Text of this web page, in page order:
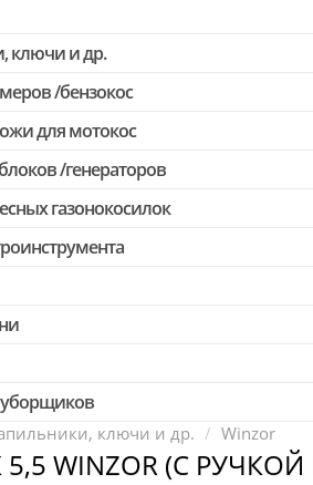
Husqvarna, Partner
бензопил
Oleo-mac, Echo и др.
ключи и др.
/бензокос
триммеров
Stihl /Husqvarna /Oleo-mac /Echo и др.
для мотокос
/генераторов
газонокосилок
для шуруповертов
/ перфораторов
и отбойных молотков
(болгарок)
другие
ключи и др. Winzor
WINZOR (С